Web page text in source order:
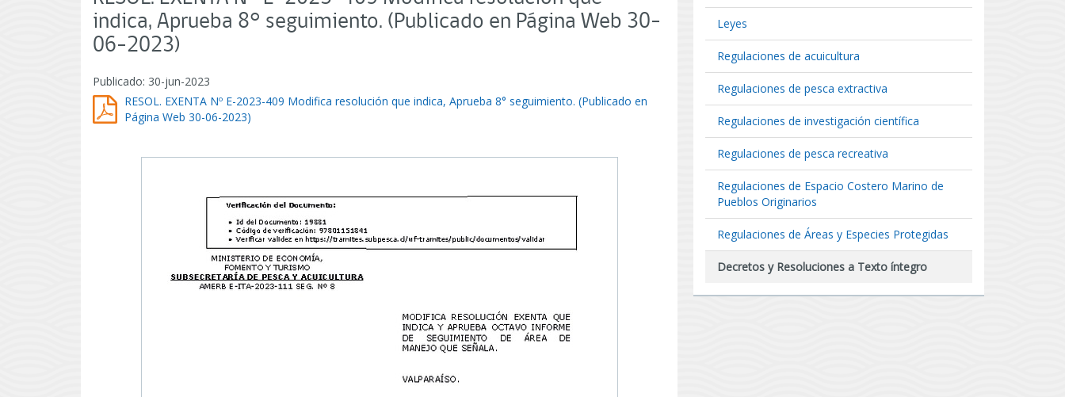
Chile
indica, Aprueba 8° seguimiento. (Publicado en Página Web 30-
06-2023)
Publicado: 30-jun-2023
RESOL. EXENTA Nº E-2023-409 Modifica resolución que indica, Aprueba 8° seguimiento. (Publicado en
Página Web 30-06-2023)
Leyes
Regulaciones de acuicultura
Regulaciones de pesca extractiva
Regulaciones de investigación científica
Regulaciones de pesca recreativa
Regulaciones de Espacio Costero Marino de
Pueblos Originarios
Regulaciones de Áreas y Especies Protegidas
Decretos y Resoluciones a Texto íntegro